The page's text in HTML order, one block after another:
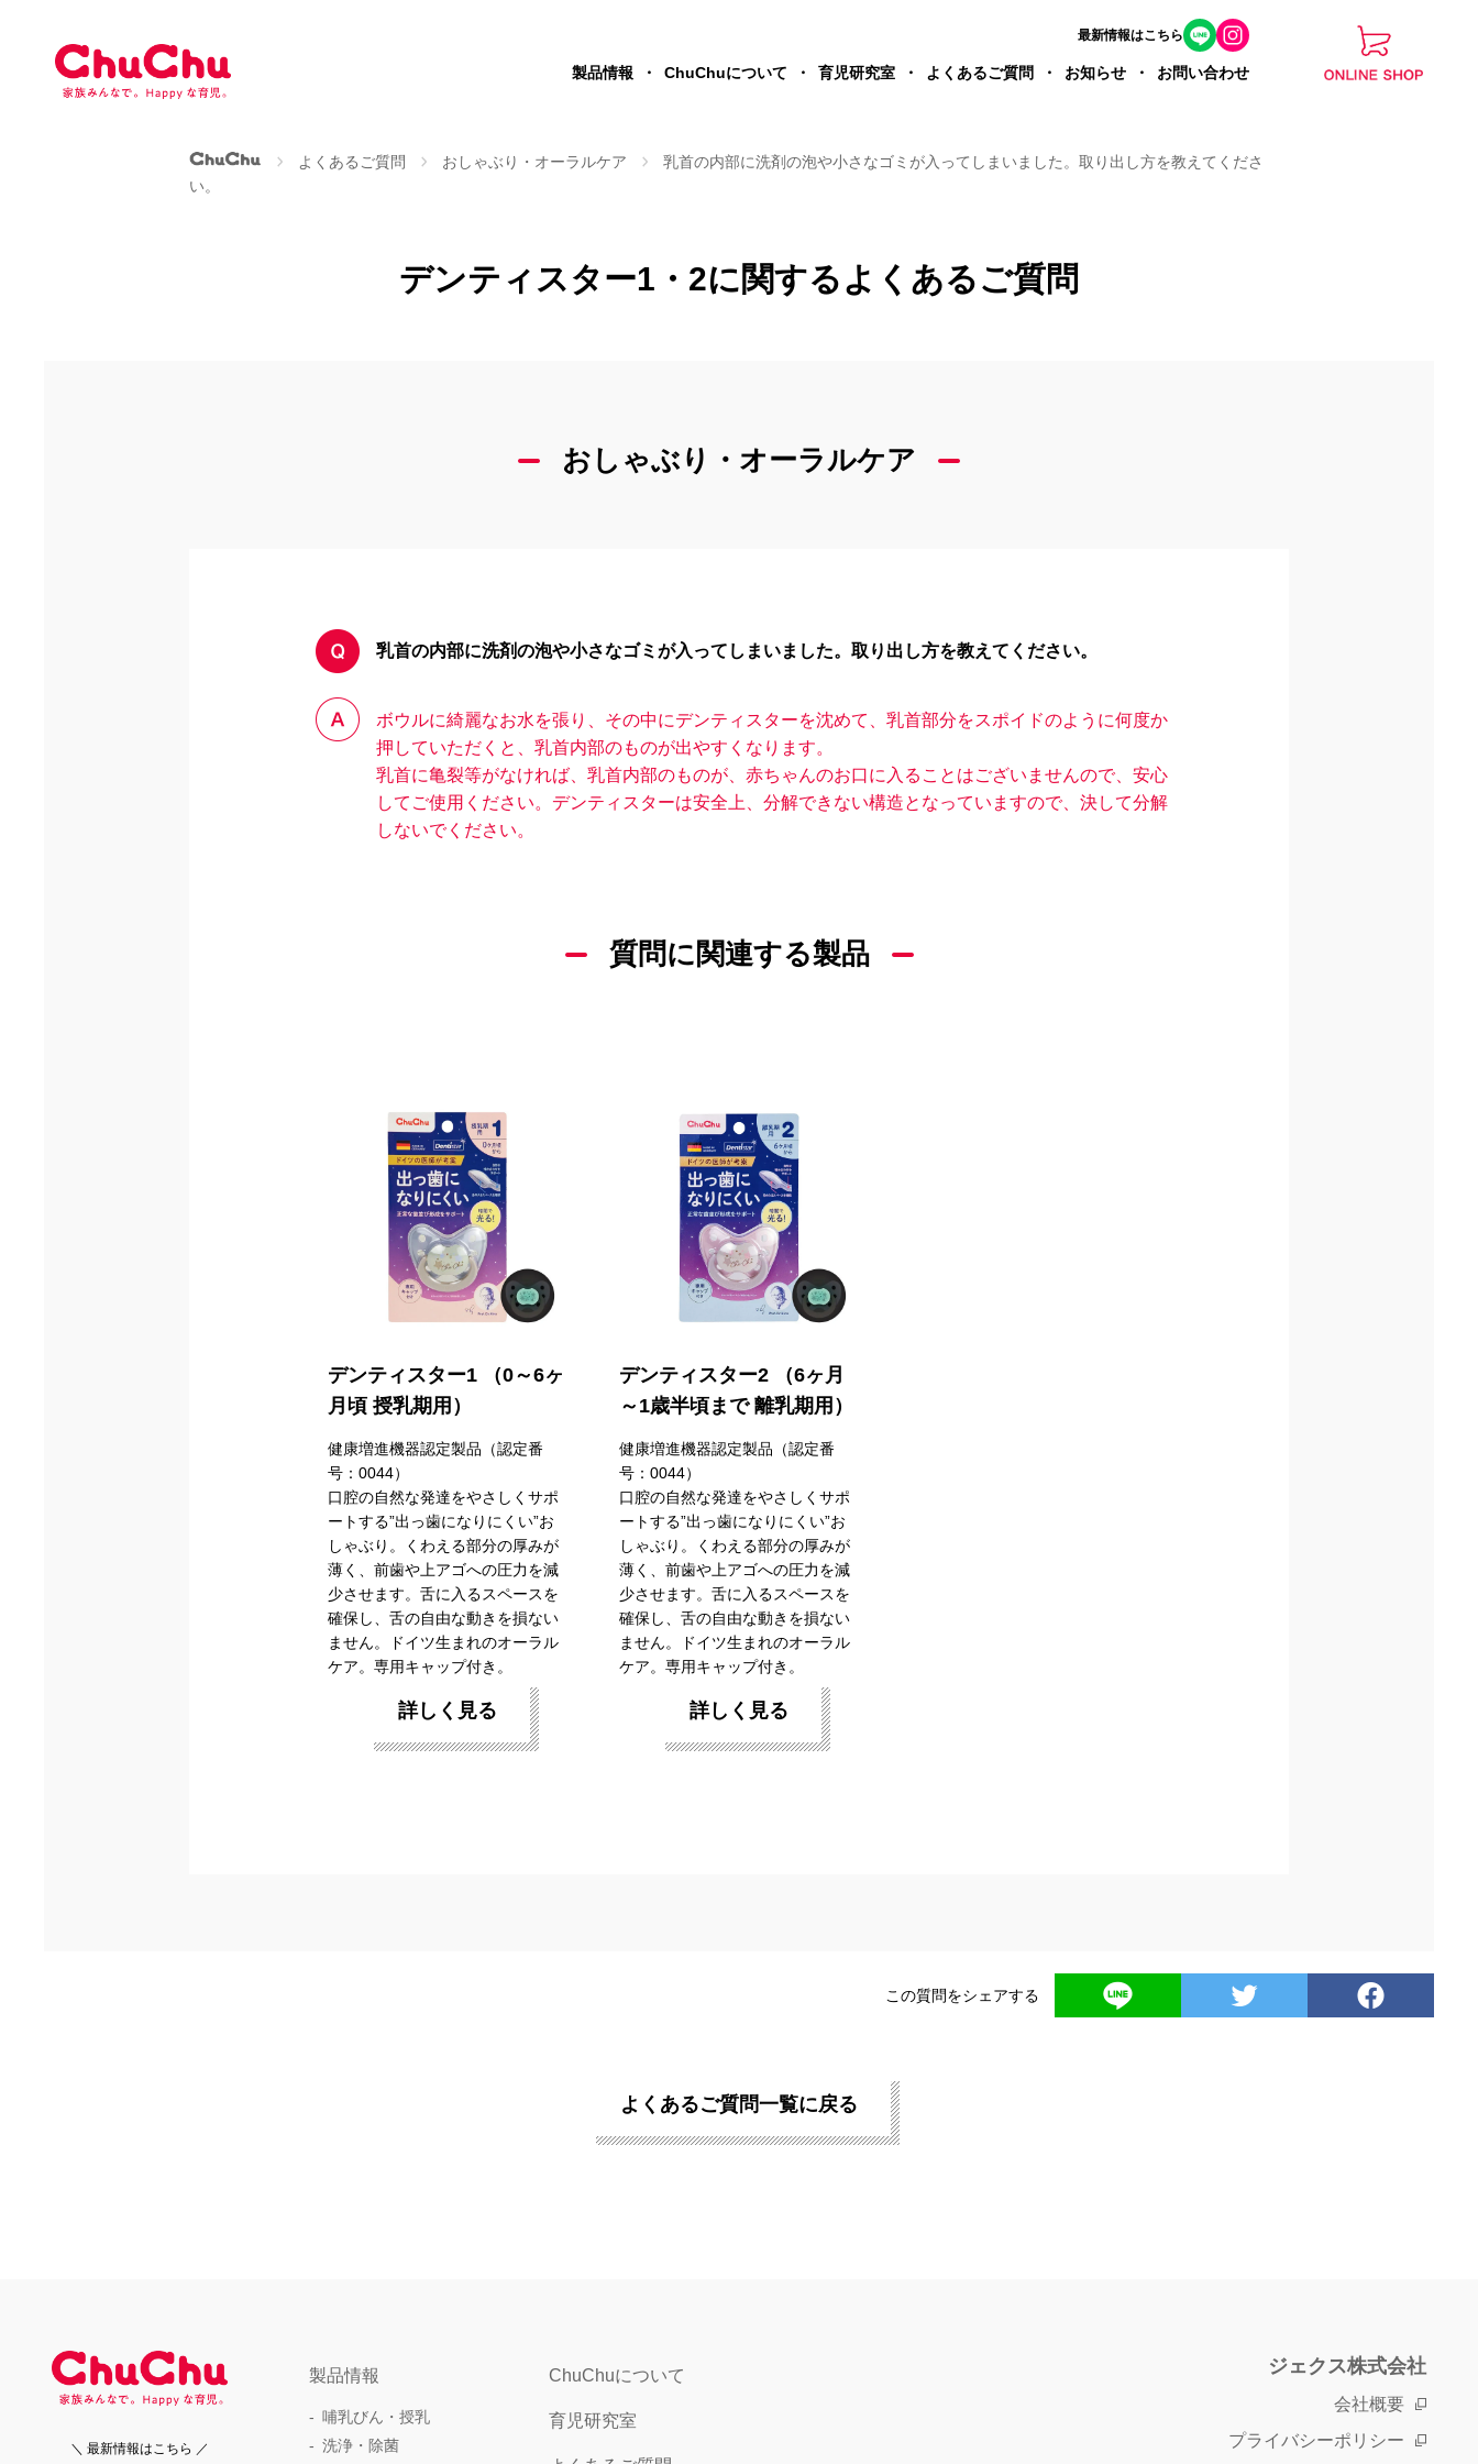
製品情報 ChuChuについて 育児研究室 よくあるご質問 お知らせ お問い合わせ
最新情報はこちら
ChuChu公式サイトよくあるご質問 おしゃぶり・オーラルケア
乳首の内部に洗剤の泡や小さなゴミが入ってしまいました。取り出し方を教えてくださ
い。
デンティスター1・2に関するよくあるご質問
おしゃぶり・オーラルケア
乳首の内部に洗剤の泡や小さなゴミが入ってしまいました。取り出し方を教えてください。
ボウルに綺麗なお水を張り、その中にデンティスターを沈めて、乳首部分をスポイドのように何度か
押していただくと、乳首内部のものが出やすくなります。
乳首に亀裂等がなければ、乳首内部のものが、赤ちゃんのお口に入ることはございませんので、安心
してご使用ください。デンティスターは安全上、分解できない構造となっていますので、決して分解
しないでください。
質問に関連する製品
デンティスター1 （0～6ヶ
月頃 授乳期用）
健康増進機器認定製品（認定番
号：0044）
口腔の自然な発達をやさしくサポ
ートする”出っ歯になりにくい”お
しゃぶり。くわえる部分の厚みが
薄く、前歯や上アゴへの圧力を減
少させます。舌に入るスペースを
確保し、舌の自由な動きを損ない
ません。ドイツ生まれのオーラル
ケア。専用キャップ付き。
詳しく見る
デンティスター2 （6ヶ月
～1歳半頃まで 離乳期用）
健康増進機器認定製品（認定番
号：0044）
口腔の自然な発達をやさしくサポ
ートする”出っ歯になりにくい”お
しゃぶり。くわえる部分の厚みが
薄く、前歯や上アゴへの圧力を減
少させます。舌に入るスペースを
確保し、舌の自由な動きを損ない
ません。ドイツ生まれのオーラル
ケア。専用キャップ付き。
詳しく見る
この質問をシェアする
よくあるご質問一覧に戻る
＼ 最新情報はこちら ／
製品情報
哺乳びん・授乳
洗浄・除菌
ChuChuについて
育児研究室
ジェクス株式会社
会社概要
プライバシーポリシー